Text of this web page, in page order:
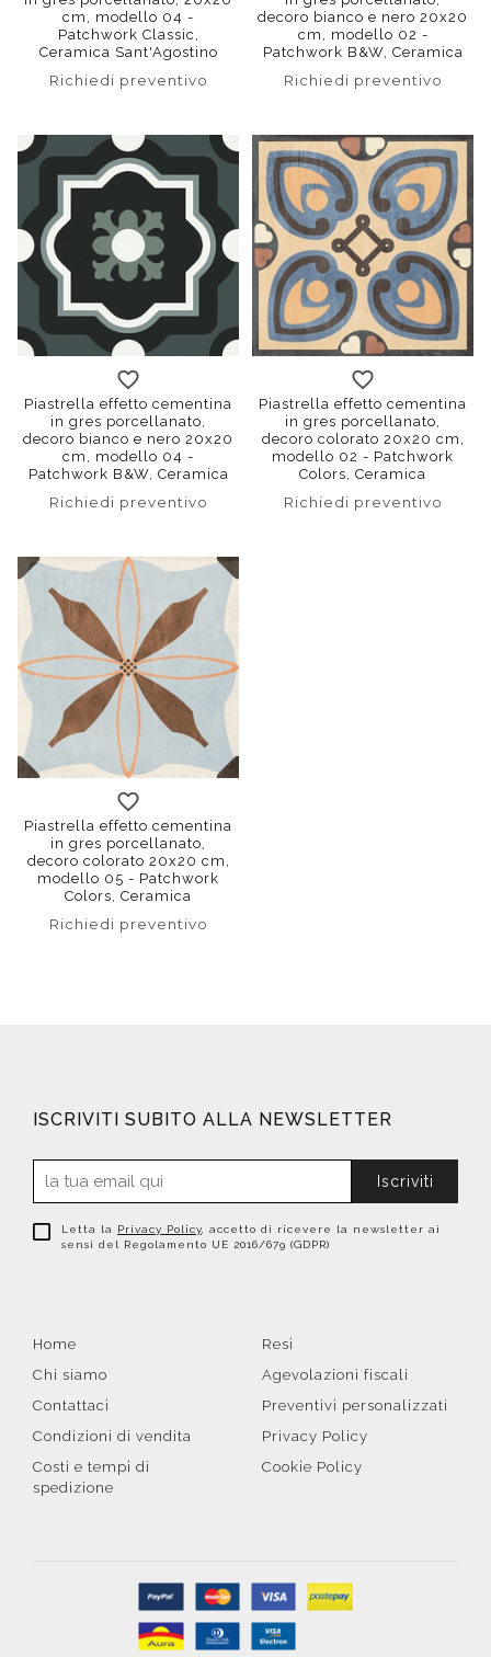
cm, modello 04 -
Patchwork Classic,
Ceramica Sant'Agostino
Richiedi preventivo
decoro bianco e nero 20x20
cm, modello 02 -
Patchwork B&W, Ceramica
Richiedi preventivo
Piastrella effetto cementina
in gres porcellanato,
decoro bianco e nero 20x20
cm, modello 04 -
Patchwork B&W, Ceramica
Richiedi preventivo
Piastrella effetto cementina
in gres porcellanato,
decoro colorato 20x20 cm,
modello 02 - Patchwork
Colors, Ceramica
Richiedi preventivo
Piastrella effetto cementina
in gres porcellanato,
decoro colorato 20x20 cm,
modello 05 - Patchwork
Colors, Ceramica
Richiedi preventivo
ISCRIVITI SUBITO ALLA NEWSLETTER
Iscriviti
Letta la Privacy Policy , accetto di ricevere la newsletter ai
sensi del Regolamento UE 2016/679 (GDPR)
Home
Chi siamo
Contattaci
Condizioni di vendita
Costi e tempi di
spedizione
Resi
Agevolazioni fiscali
Preventivi personalizzati
Privacy Policy
Cookie Policy